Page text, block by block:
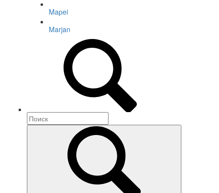
Mapei
Marjan